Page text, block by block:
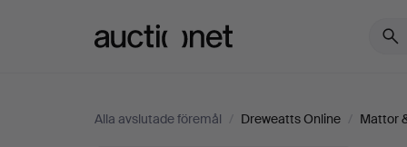
Alla avslutade föremål / Dreweatts Online / Mattor